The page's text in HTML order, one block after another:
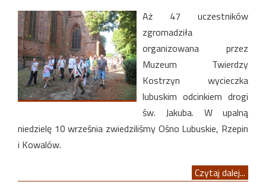
Aż 47 uczestników
zgromadziła
organizowana przez
Muzeum Twierdzy
Kostrzyn wycieczka
lubuskim odcinkiem drogi
św. Jakuba. W upalną
niedzielę 10 września zwiedziliśmy Ośno Lubuskie, Rzepin
i Kowalów.
Czytaj dalej...